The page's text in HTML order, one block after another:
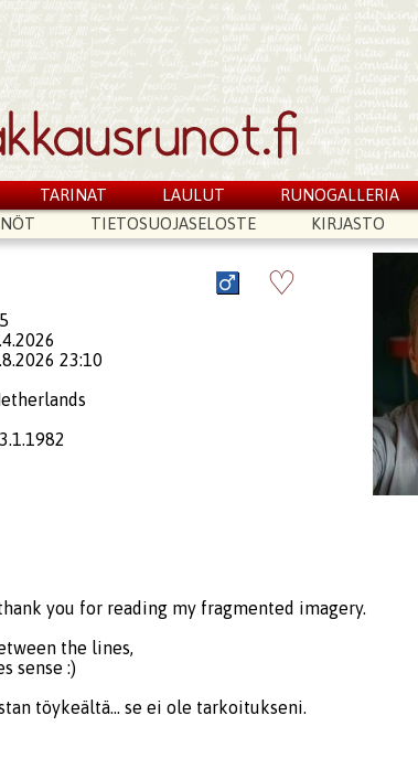
TARINAT LAULUT
RUNOGALLERIA
TIETOSUOJASELOSTE KIRJASTO
♡
23:10
you for reading my fragmented imagery.
the lines,
sense :)
töykeältä... se ei ole tarkoitukseni.